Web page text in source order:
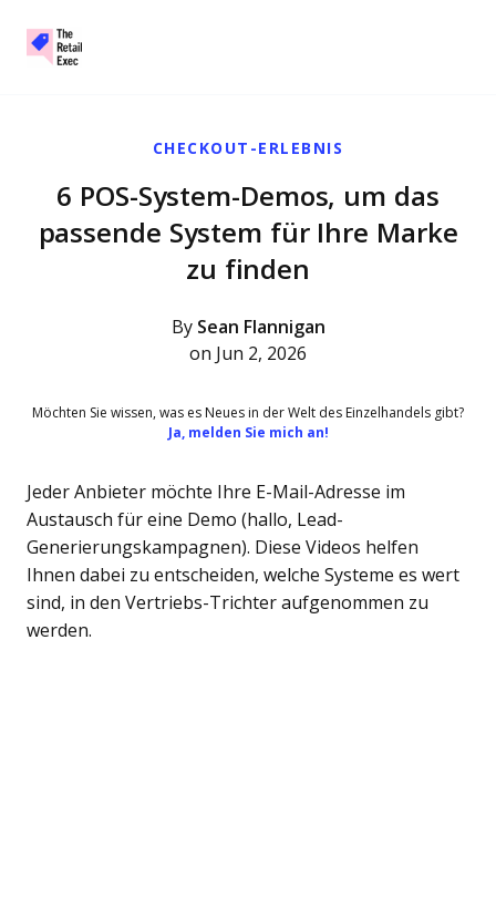
CHECKOUT-ERLEBNIS
6 POS-System-Demos, um das
passende System für Ihre Marke
zu finden
By Sean Flannigan
on Jun 2, 2026
Möchten Sie wissen, was es Neues in der Welt des Einzelhandels gibt?
Ja, melden Sie mich an!
Jeder Anbieter möchte Ihre E-Mail-Adresse im
Austausch für eine Demo (hallo, Lead-
Generierungskampagnen). Diese Videos helfen
Ihnen dabei zu entscheiden, welche Systeme es wert
sind, in den Vertriebs-Trichter aufgenommen zu
werden.